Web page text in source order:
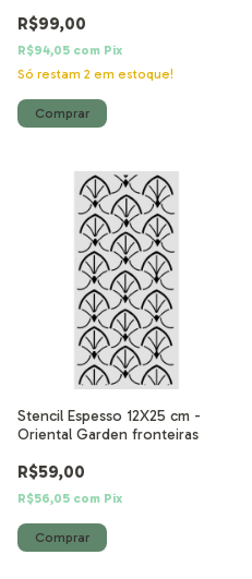
R$99,00
R$94,05 com Pix
Só restam 2 em estoque!
Stencil Espesso 12X25 cm -
Oriental Garden fronteiras
R$59,00
R$56,05 com Pix